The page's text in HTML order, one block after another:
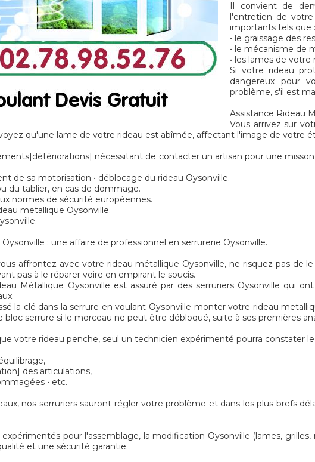
Il convient de
l'entretien de
importants tels que :
• le graissage des
• le mécanisme de
• les lames de votre
Si votre rideau
dangereux pour
problème, s'il est
Assistance Rideau
Vous arrivez sur
qu'une lame de votre rideau est abîmée, affectant l'image de votre
nécessitant de contacter un artisan pour une
de sa motorisation • déblocage du rideau Oysonville.
du tablier, en cas de dommage.
normes de sécurité européennes.
metallique Oysonville.
: une affaire de professionnel en serrurerie Oysonville.
affrontez avec votre rideau métallique Oysonville, ne risquez pas de
pas à le réparer voire en empirant le soucis.
Métallique Oysonville est assuré par des serruriers Oysonville qui
la clé dans la serrure en voulant Oysonville monter votre rideau
bloc serrure si le morceau ne peut être débloqué, suite à ses premières
votre rideau penche, seul un technicien expérimenté pourra constater
des articulations,
• etc.
nos serruriers sauront régler votre problème et dans les plus brefs
pour l'assemblage, la modification Oysonville (lames,
et une sécurité garantie.